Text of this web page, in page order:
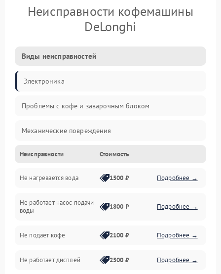
Неисправности кофемашины
DeLonghi
Виды неисправностей
Электроника
Проблемы с кофе и заварочным блоком
Механические повреждения
Прочие неисправности
Включение и работа
Проблемы с водой
Проблемы с капучинатором и паром
Управление и электроника
Неисправности Стоимость
Не нагревается вода 1500 ₽ Подробнее →
Не работает насос подачи
воды
1800 ₽ Подробнее →
Не подает кофе 2100 ₽ Подробнее →
Не работает дисплей 2500 ₽ Подробнее →